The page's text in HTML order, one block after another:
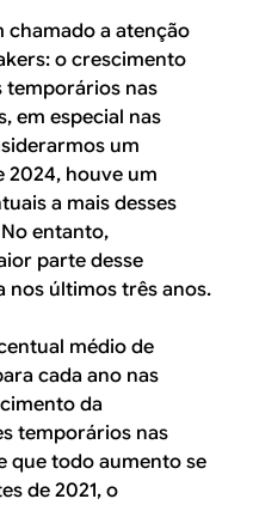
chamado a atenção
o crescimento
temporários nas
em especial nas
um
2024, houve um
a mais desses
entanto,
parte desse
nos últimos três anos.
médio de
cada ano nas
da
temporários nas
que todo aumento se
de 2021, o